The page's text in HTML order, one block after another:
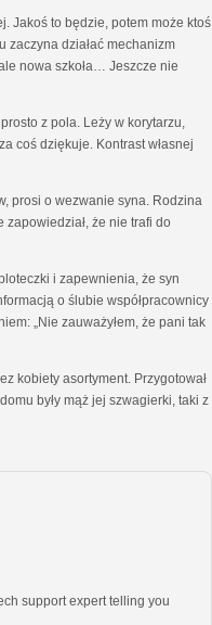
Jakoś to będzie, potem może ktoś
zaczyna działać mechanizm
nowa szkoła… Jeszcze nie
z pola. Leży w korytarzu,
coś dziękuje. Kontrast własnej
prosi o wezwanie syna. Rodzina
że nie trafi do
i zapewnienia, że syn
o ślubie współpracownicy
„Nie zauważyłem, że pani tak
kobiety asortyment. Przygotował
były mąż jej szwagierki, taki z
support expert telling you